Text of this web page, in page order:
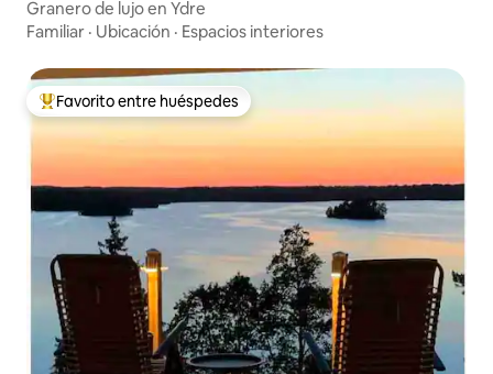
Granero de lujo en Ydre
Familiar · Ubicación · Espacios interiores
Favorito entre huéspedes preferido
Favorito entre huéspedes